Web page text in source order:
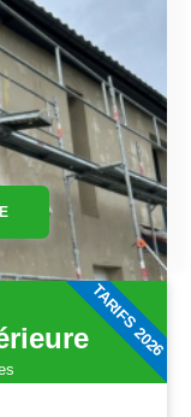
TARIFS 2026